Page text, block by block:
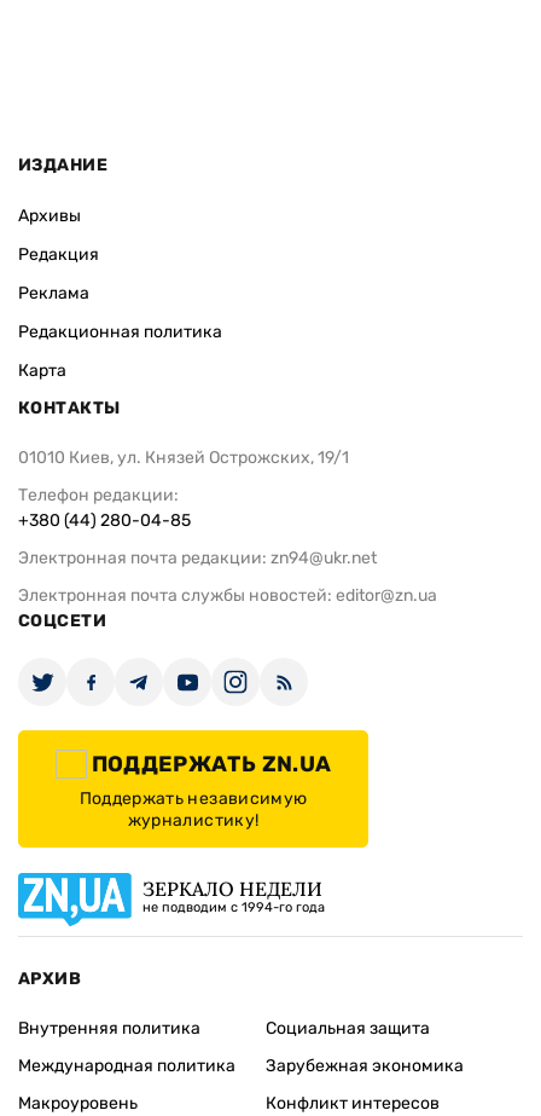
ИЗДАНИЕ
Архивы
Редакция
Реклама
Редакционная политика
Карта
КОНТАКТЫ
01010 Киев, ул. Князей Острожских, 19/1
Телефон редакции:
+380 (44) 280-04-85
Электронная почта редакции: zn94@ukr.net
Электронная почта службы новостей: editor@zn.ua
СОЦСЕТИ
ПОДДЕРЖАТЬ ZN.UA
Поддержать независимую
журналистику!
ЗЕРКАЛО НЕДЕЛИ
не подводим с 1994-го года
АРХИВ
Внутренняя политика
Международная политика
Макроуровень
Социальная защита
Зарубежная экономика
Конфликт интересов